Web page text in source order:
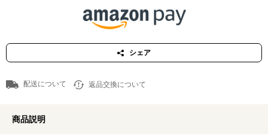
シェア
配送について 返品交換について
商品説明